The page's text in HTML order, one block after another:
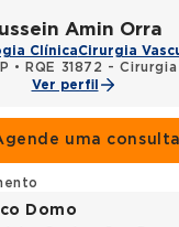
Amin Orra
ClínicaCirurgia
•
RQE 31872 -
Ver perfil
uma consulta
Domo